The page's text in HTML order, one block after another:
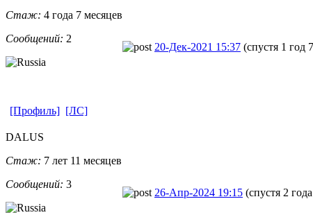
Стаж: 4 года 7 месяцев
Сообщений: 2
20-Дек-2021 15:37 (спустя 1 год
[Профиль] [ЛС]
DALUS
Стаж: 7 лет 11 месяцев
Сообщений: 3
26-Апр-2024 19:15 (спустя 2